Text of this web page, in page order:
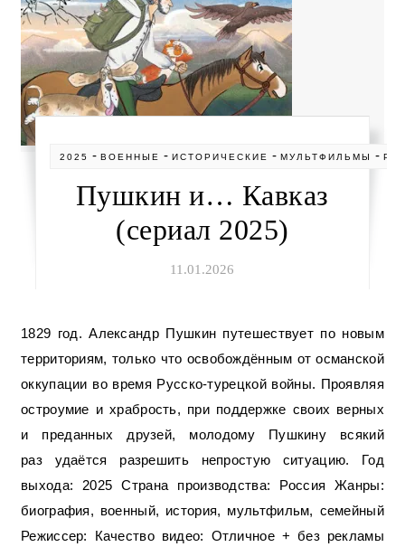
2025 -ВОЕННЫЕ -ИСТОРИЧЕСКИЕ -МУЛЬТФИЛЬМЫ -
Пушкин и… Кавказ
(сериал 2025)
11.01.2026
1829 год. Александр Пушкин путешествует по новым
территориям, только что освобождённым от османской
оккупации во время Русско-турецкой войны. Проявляя
остроумие и храбрость, при поддержке своих верных
и преданных друзей, молодому Пушкину всякий
раз удаётся разрешить непростую ситуацию. Год
выхода: 2025 Страна производства: Россия Жанры:
биография, военный, история, мультфильм, семейный
Режиссер: Качество видео: Отличное + без рекламы